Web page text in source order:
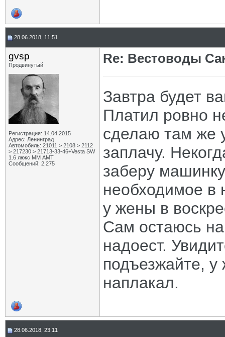
28.06.2018, 11:51
gvsp
Продвинутый
Регистрация: 14.04.2015
Адрес: Ленинград
Автомобиль: 21011 > 2108 > 2112
> 217230 > 21713-33-46+Vesta SW
1.6 люкс ММ АМТ
Сообщений: 2,275
Re: Вестоводы
Завтра будет
Платил ровно
сделаю там же
заплачу.
заберу
необходимое в
у жены в
Сам остаюсь
надоест.
подъезжайте,
наплакал.
28.06.2018, 23:11